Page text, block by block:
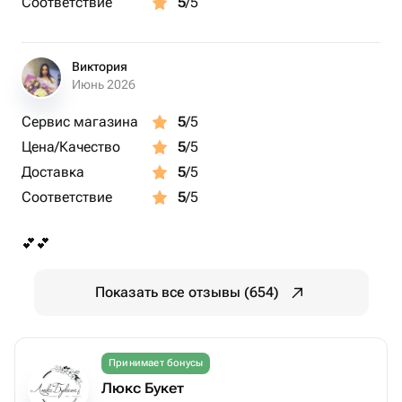
поэтому всегда работаем на все 100%!
Виктория
Июнь 2026
Сервис магазина 5/5
Цена/Качество
5/5
Доставка
5/5
Соответствие
5/5
💕💕
Показать все отзывы (654)
Принимает бонусы
Люкс Букет